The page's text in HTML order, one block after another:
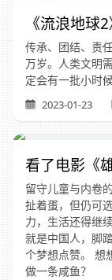
《流浪地球
传承、团结、责
万岁。人类文明
定会有一批小时
2023-01-23
看了电影《
留守儿童与内卷
扯着蛋，但仍可
力，生活还得继
就是中国人，脚
个梦想点赞。 想
做一条咸鱼？